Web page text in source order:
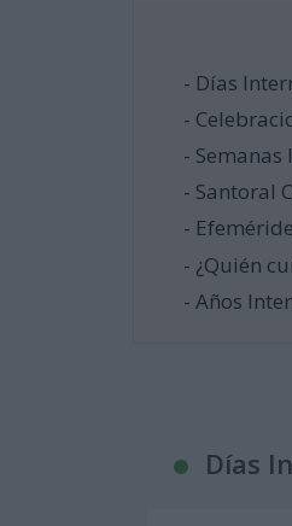
- Días
-
- Semanas
- Santoral
-
- ¿Quién
- Años
Días